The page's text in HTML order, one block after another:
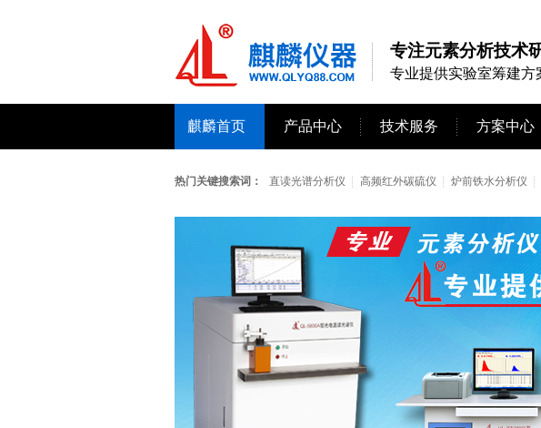
专注元素分析技术
专业提供实验室筹建方
麒麟首页 产品中心 技术服务 方案中心
热门关键搜索词： 直读光谱分析仪 高频红外碳硫仪 炉前铁水分析仪